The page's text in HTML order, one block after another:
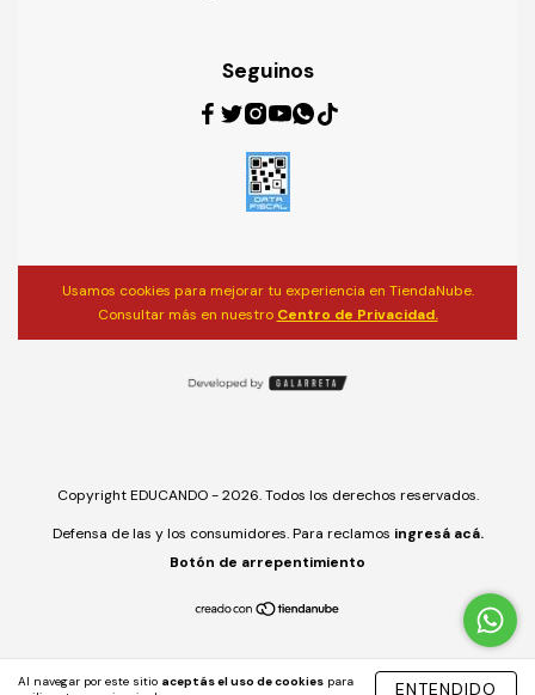
Al navegar por este sitio aceptás el uso de cookies para
ENTENDIDO
Seguinos
Usamos cookies para mejorar tu experiencia en TiendaNube.
Consultar más en nuestro Centro de Privacidad.
Copyright EDUCANDO - 2026. Todos los derechos reservados.
Defensa de las y los consumidores. Para reclamos ingresá acá.
Botón de arrepentimiento